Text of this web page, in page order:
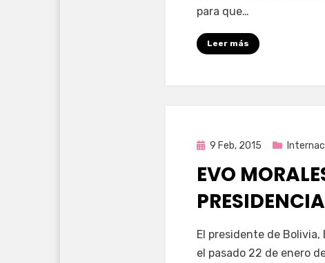
para que…
Leer más
Publicada
9 Feb, 2015
EVO
porEnrique
El presidente de Bolivia,
el pasado 22 de enero